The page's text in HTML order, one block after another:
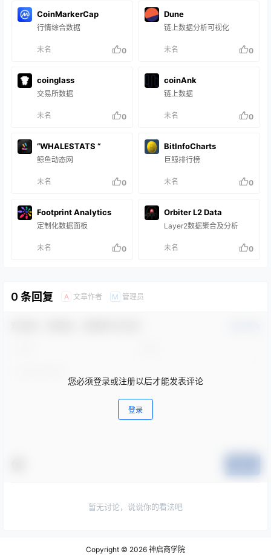
CoinMarkerCap
行情综合数据
未名 0
Dune
链上数据分析可视化
未名 0
coinglass
交易所数据
未名 0
coinAnk
链上数据
未名 0
“WHALESTATS “
鲸鱼动态网
未名 0
BitlnfoCharts
巨鲸排行榜
未名 0
Footprint Analytics
定制化数据面板
未名 0
Orbiter L2 Data
Layer2数据聚合及分析
未名 0
0 条回复 A 文章作者 M 管理员
您必须登录或注册以后才能发表评论
登录
暂无讨论，说说你的看法吧
Copyright © 2026 神启商学院